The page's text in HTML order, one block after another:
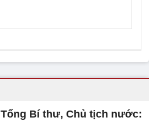
Tổng Bí thư, Chủ tịch nước: